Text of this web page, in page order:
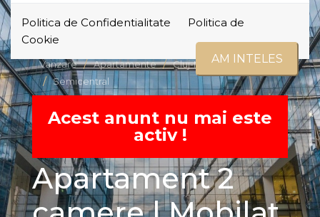
Politica de Confidentialitate
Politica de
Cookie
AM INTELES
Vanzare Apartamente
Cluj-Napoca
Semicentral
Acest anunt nu mai este
activ !
Apartament 2